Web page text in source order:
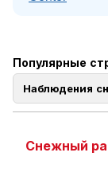
Популярные
Наблюдения
Снежный